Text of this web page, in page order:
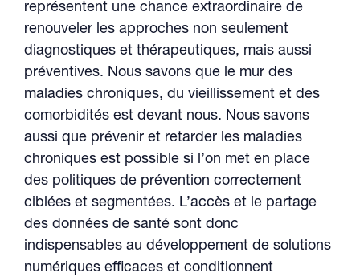
représentent une chance extraordinaire de
renouveler les approches non seulement
diagnostiques et thérapeutiques, mais aussi
préventives. Nous savons que le mur des
maladies chroniques, du vieillissement et des
comorbidités est devant nous. Nous savons
aussi que prévenir et retarder les maladies
chroniques est possible si l’on met en place
des politiques de prévention correctement
ciblées et segmentées. L’accès et le partage
des données de santé sont donc
indispensables au développement de solutions
numériques efficaces et conditionnent